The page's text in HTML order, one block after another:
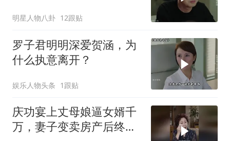
明星人物八卦 12跟贴
罗子君明明深爱贺涵，为
什么执意离开？
娱乐人物头条 1跟贴
庆功宴上丈母娘逼女婿千
万，妻子变卖房产后终看